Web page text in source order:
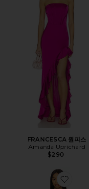
FRANCESCA 원피스
Amanda Uprichard
$290
Favorite